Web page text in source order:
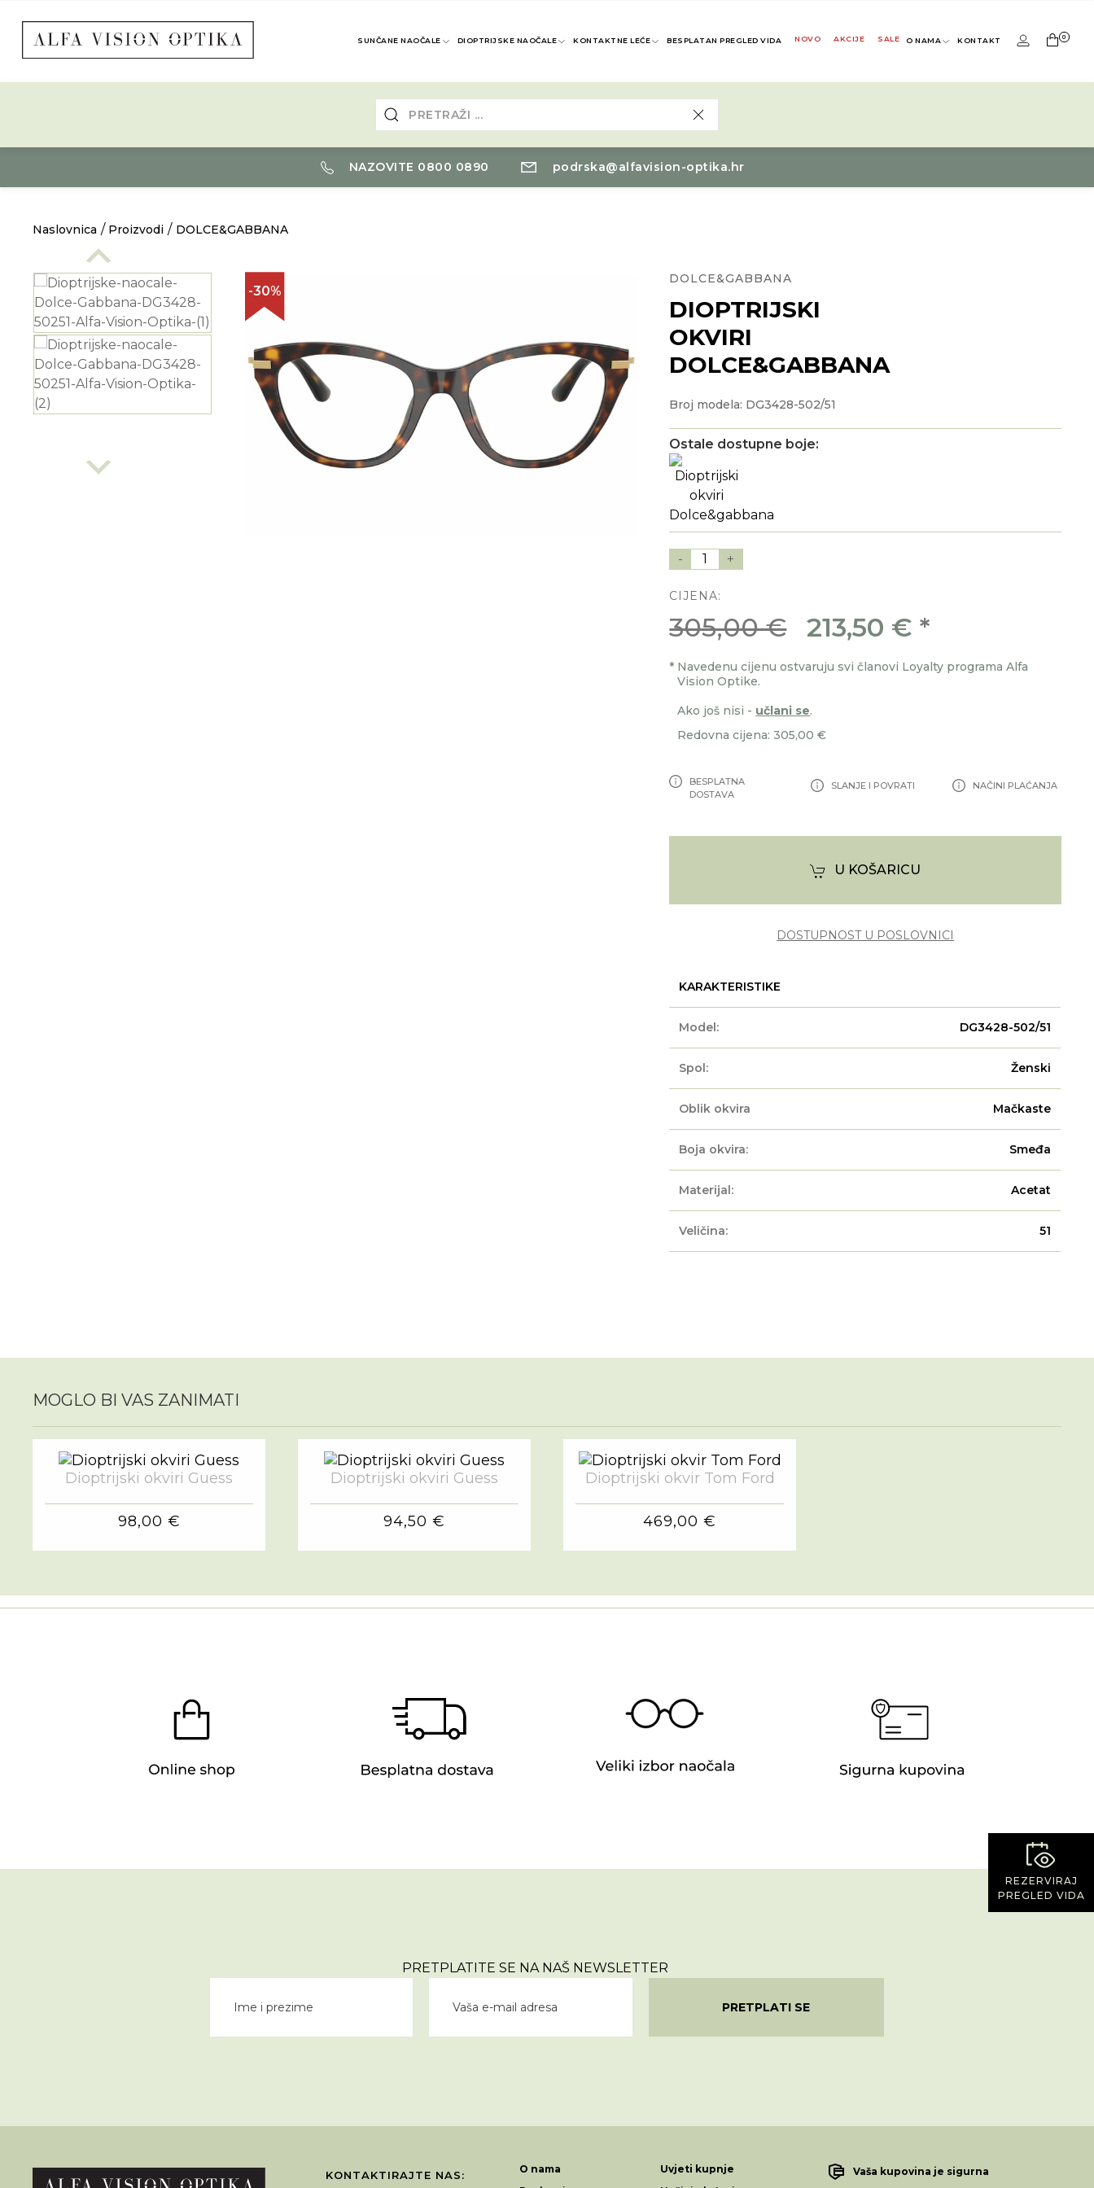
SUNČANE NAOČALE DIOPTRIJSKE NAOČALE KONTAKTNE LEĆE BESPLATAN PREGLED VIDA NOVO AKCIJE SALE O NAMA KONTAKT 0
NAZOVITE 0800 0890 podrska@alfavision-optika.hr
REZERVIRAJ
PREGLED VIDA
Naslovnica Proizvodi DOLCE&GABBANA
-30%
DOLCE&GABBANA
DIOPTRIJSKI
OKVIRI
DOLCE&GABBANA
Broj modela: DG3428-502/51
Ostale dostupne boje:
- 1 +
CIJENA:
305,00 € 213,50 € *
* Navedenu cijenu ostvaruju svi članovi Loyalty programa Alfa
Vision Optike.
Ako još nisi - učlani se.
Redovna cijena: 305,00 €
BESPLATNA
DOSTAVA
SLANJE I POVRATI NAČINI PLAĆANJA
U KOŠARICU
DOSTUPNOST U POSLOVNICI
KARAKTERISTIKE
Model: DG3428-502/51
Spol: Ženski
Oblik okvira Mačkaste
Boja okvira: Smeđa
Materijal: Acetat
Veličina: 51
MOGLO BI VAS ZANIMATI
Dioptrijski okviri Guess
98,00 €
Dioptrijski okviri Guess
94,50 €
Dioptrijski okvir Tom Ford
469,00 €
PRETPLATITE SE NA NAŠ NEWSLETTER
PRETPLATI SE
KONTAKTIRAJTE NAS:
O nama
Uvjeti kupnje
Vaša kupovina je sigurna